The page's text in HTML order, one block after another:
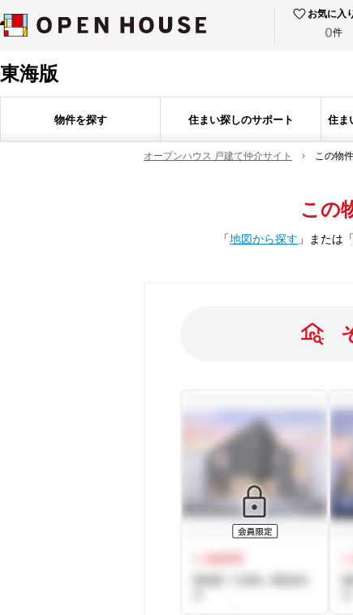
お気に入
0件
東海版
物件を探す 住まい探しのサポート 住ま
オープンハウス 戸建て仲介サイト この物
この
「地図から探す 」 または 「